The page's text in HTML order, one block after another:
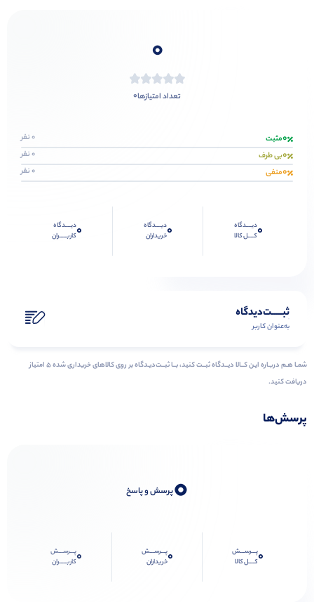
0
تعداد امتیازها0
0مثبت 0 نفر
0بی طرف 0 نفر
0منفی 0 نفر
0دیــــدگاه
کــــل کالا
0دیــــدگاه
خریداران
0دیــــدگاه
کاربـــــران
ثبـــــت‌دیدگاه
به‌عنوان کاربر
شمـا هـم دربـاره ایـن کــالا دیــدگاه ثبــت کنید، بــا ثبــت‌دیـدگاه بر روی کالاهای خریداری شده ۵ امتیاز
دریافت کنید.
پرسش‌ها
0پرسش و پاسخ
0پـــرســـش
کــــل کالا
0پـــرســـش
خریداران
0پـــرســـش
کاربـــــران